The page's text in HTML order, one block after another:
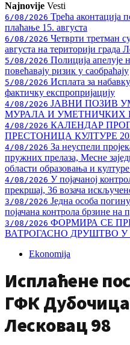
Najnovije Vesti
6/08/2026 Трећа аконтација
плаћање 15. августа
6/08/2026 Четврти третман
августа на територији града
5/08/2026 Полиција апелује
повећавају ризик у саобраћају
5/08/2026 Исплата за
фактичку експропријацију
4/08/2026 ЈАВНИ ПОЗИВ
МУРАЛА И УМЕТНИЧКИХ
4/08/2026 КАЛЕНДАР
ПРЕСТОНИЦА КУЛТУРЕ
4/08/2026 За неуспели
пружних прелаза, Месне
области образовања и
4/08/2026 У појачаној
прекршај, 36 возача
3/08/2026 Једна особа
појачана контрола брзине на
3/08/2026 ФОРМИРА СЕ
ВАТРОГАСНО ДРУШТВО
Ekonomija
Исплаћене
ГФК
Лесковац 98